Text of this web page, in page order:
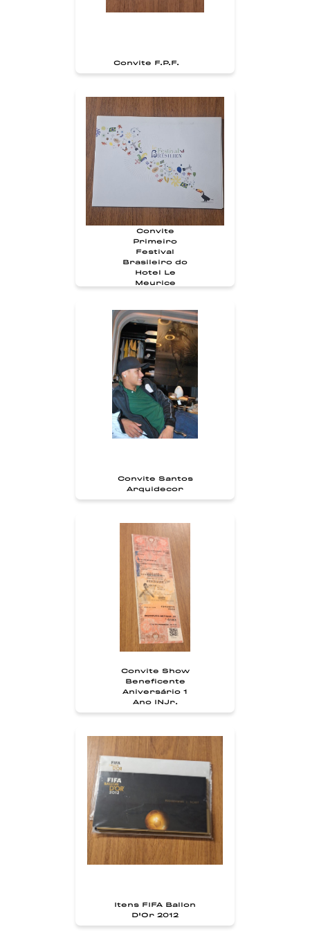
Convite F.P.F.
Convite
Primeiro
Festival
Brasileiro do
Hotel Le
Meurice
Convite Santos
Arquidecor
Convite Show
Beneficente
Aniversário 1
Ano INJr.
Itens FIFA Ballon
D'Or 2012